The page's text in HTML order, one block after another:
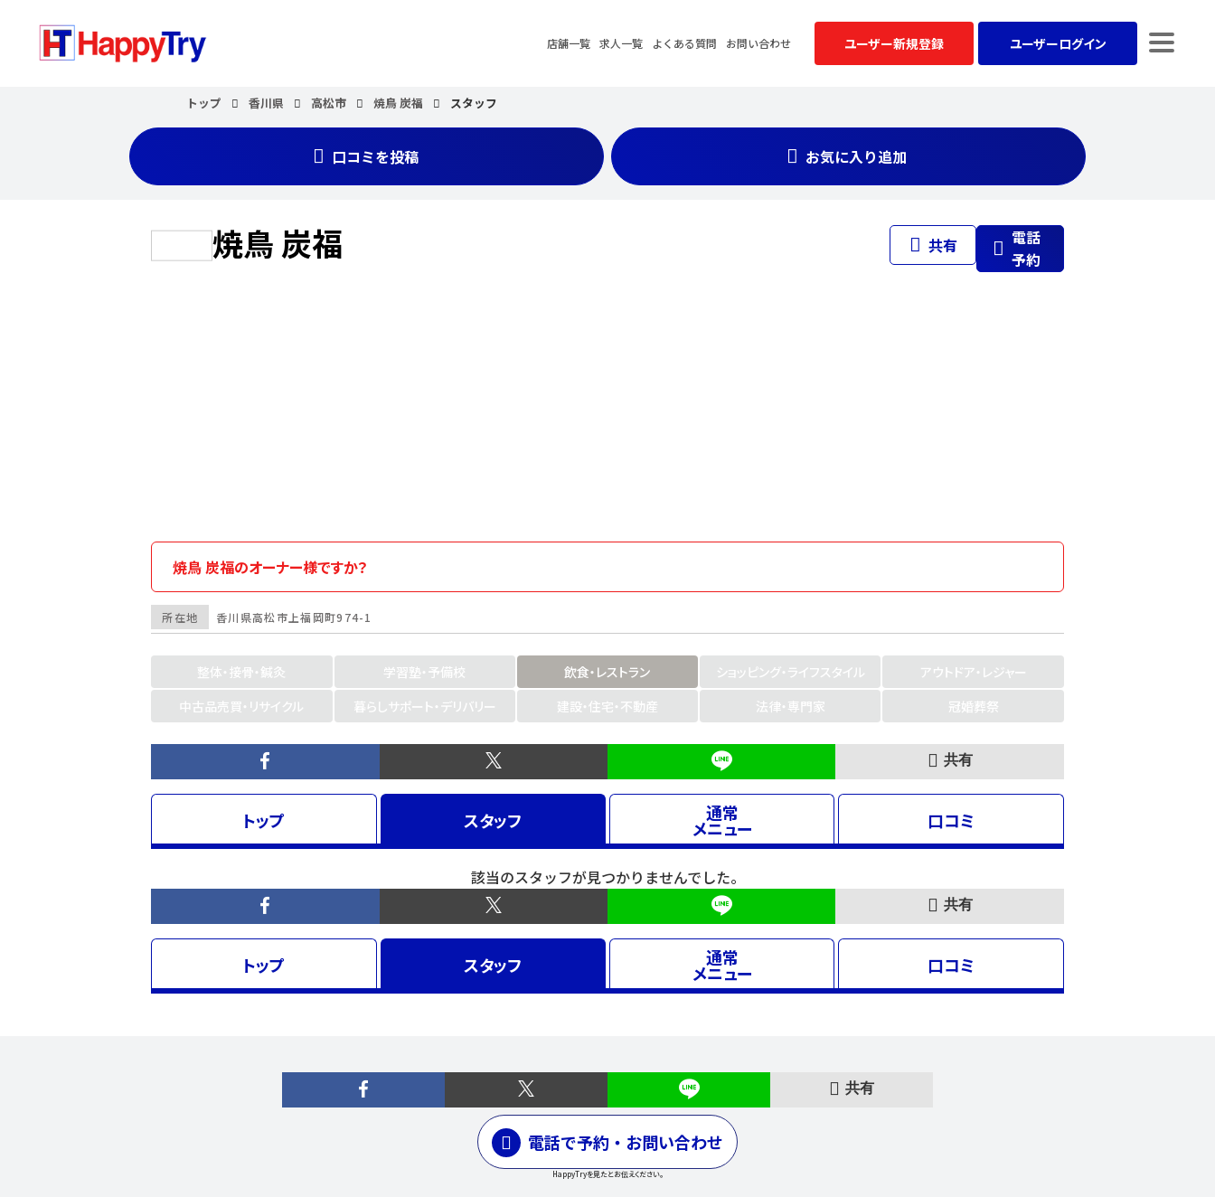
店舗一覧 求人一覧 よくある質問 お問い合わせ ユーザー新規登録 ユーザーログイン
トップ 香川県 高松市 焼鳥 炭福 スタッフ
口コミを投稿 お気に入り追加
焼鳥 炭福 共有
電話
予約
焼鳥 炭福のオーナー様ですか？
所在地 香川県高松市 上福岡町974-1
整体・接骨・鍼灸 学習塾・予備校 飲食・レストラン ショッピング・ライフスタイル
アウトドア・レジャー
中古品売買・リサイクル
暮らしサポート・デリバリー 建設・住宅・不動産 法律・専門家 冠婚葬祭
共有
トップ スタッフ 通常
メニュー 口コミ
該当のスタッフが見つかりませんでした。
共有
トップ スタッフ 通常
メニュー 口コミ
共有
電話で予約・お問い合わせ
HappyTryを見たとお伝えください。